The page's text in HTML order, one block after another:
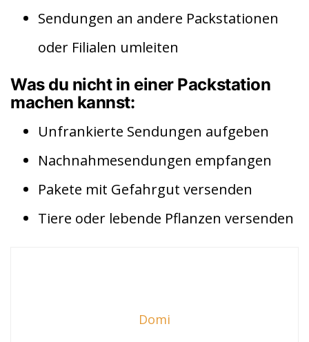
Sendungen an andere Packstationen
oder Filialen umleiten
Was du nicht in einer Packstation
machen kannst:
Unfrankierte Sendungen aufgeben
Nachnahmesendungen empfangen
Pakete mit Gefahrgut versenden
Tiere oder lebende Pflanzen versenden
Domi